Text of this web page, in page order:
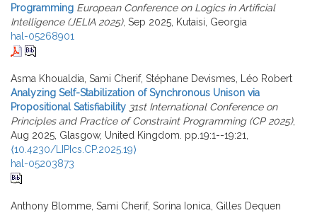
Programming European Conference on Logics in Artificial
Intelligence (JELIA 2025), Sep 2025, Kutaisi, Georgia
hal-05268901
Asma Khoualdia, Sami Cherif, Stéphane Devismes, Léo Robert
Analyzing Self-Stabilization of Synchronous Unison via
Propositional Satisfiability 31st International Conference on
Principles and Practice of Constraint Programming (CP 2025),
Aug 2025, Glasgow, United Kingdom. pp.19:1--19:21,
⟨10.4230/LIPIcs.CP.2025.19⟩
hal-05203873
Anthony Blomme, Sami Cherif, Sorina Ionica, Gilles Dequen